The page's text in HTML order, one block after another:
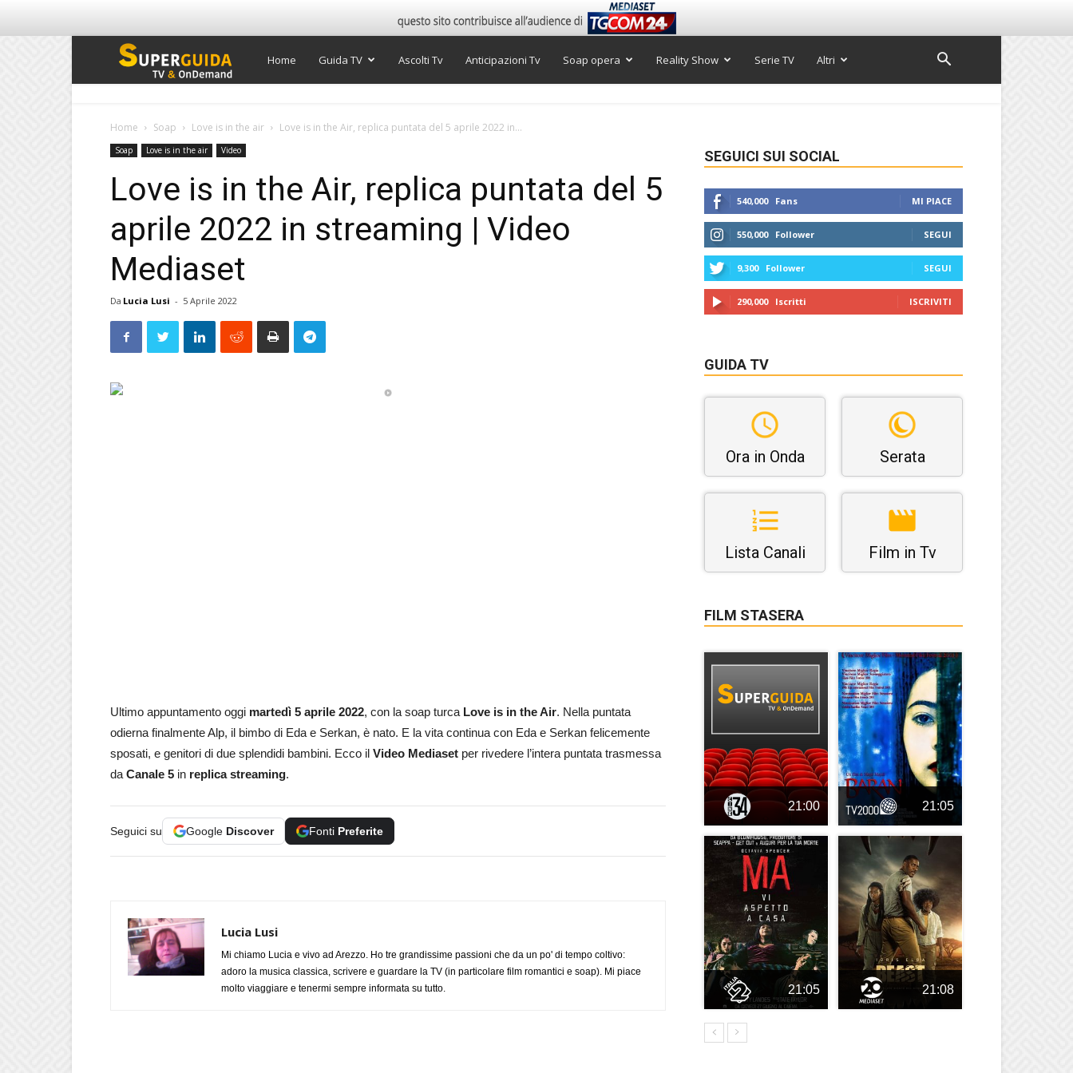
Super
Home Guida TV Ascolti Tv Anticipazioni Tv Soap opera Reality Show Serie TV Altri
Home Soap Love is in the air Love is in the Air, replica puntata del 5 aprile 2022 in...
Soap Love is in the air Video
Love is in the Air, replica puntata del 5
aprile 2022 in streaming | Video
Mediaset
Da Lucia Lusi - 5 Aprile 2022
Ultimo appuntamento oggi martedì 5 aprile 2022, con la soap turca Love is in the Air. Nella puntata
odierna finalmente Alp, il bimbo di Eda e Serkan, è nato. E la vita continua con Eda e Serkan felicemente
sposati, e genitori di due splendidi bambini. Ecco il Video Mediaset per rivedere l’intera puntata trasmessa
da Canale 5 in replica streaming.
Seguici su Google Discover Fonti Preferite
Lucia Lusi
Mi chiamo Lucia e vivo ad Arezzo. Ho tre grandissime passioni che da un po' di tempo coltivo:
adoro la musica classica, scrivere e guardare la TV (in particolare film romantici e soap). Mi piace
molto viaggiare e tenermi sempre informata su tutto.
SEGUICI SUI SOCIAL
540,000 Fans MI PIACE
550,000 Follower SEGUI
9,300 Follower SEGUI
290,000 Iscritti ISCRIVITI
GUIDA TV
Ora in Onda Serata
Lista Canali Film in Tv
FILM STASERA
21:00 21:05
21:05 21:08